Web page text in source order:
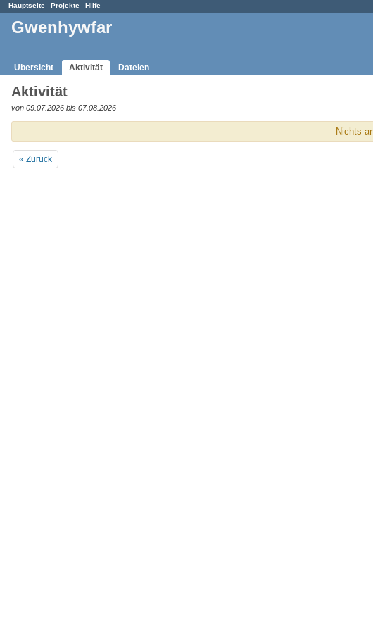
Hauptseite Projekte Hilfe
Gwenhywfar
Übersicht Aktivität Dateien
Aktivität
von 09.07.2026 bis 07.08.2026
Nichts
« Zurück